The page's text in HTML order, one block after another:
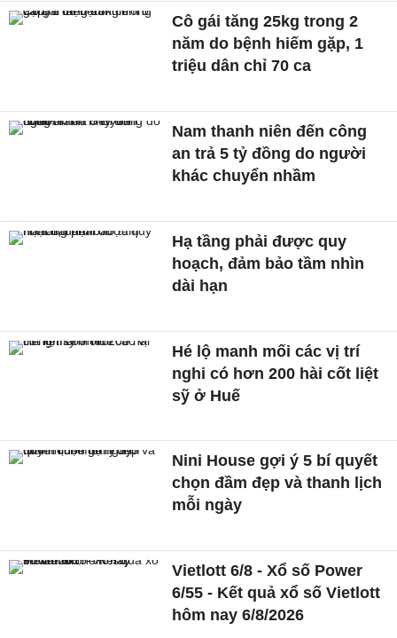
Cô gái tăng 25kg trong 2
năm do bệnh hiếm gặp, 1
triệu dân chỉ 70 ca
Nam thanh niên đến công
an trả 5 tỷ đồng do người
khác chuyển nhầm
Hạ tầng phải được quy
hoạch, đảm bảo tầm nhìn
dài hạn
Hé lộ manh mối các vị trí
nghi có hơn 200 hài cốt liệt
sỹ ở Huế
Nini House gợi ý 5 bí quyết
chọn đầm đẹp và thanh lịch
mỗi ngày
Vietlott 6/8 - Xổ số Power
6/55 - Kết quả xổ số Vietlott
hôm nay 6/8/2026